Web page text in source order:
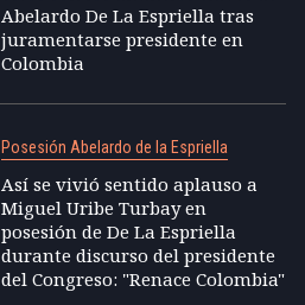
Abelardo De La Espriella tras
juramentarse presidente en
Colombia
Posesión Abelardo de la Espriella
Así se vivió sentido aplauso a
Miguel Uribe Turbay en
posesión de De La Espriella
durante discurso del presidente
del Congreso: "Renace Colombia"